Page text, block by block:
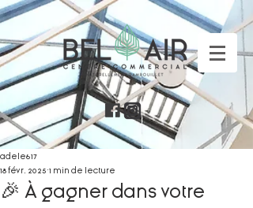
🎉 À gagner dans votre
adele617
18 févr. 2025 1 min de lecture